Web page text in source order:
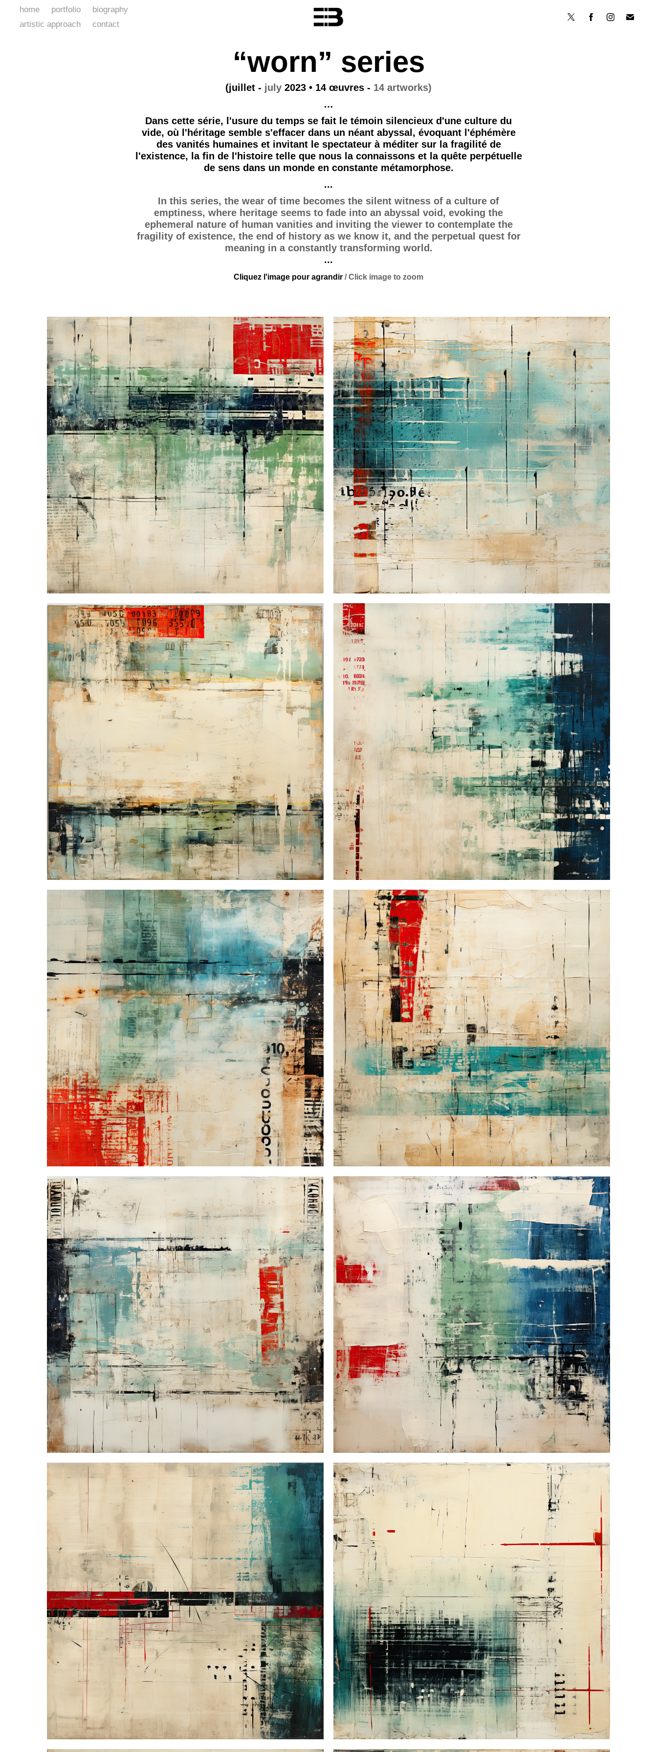
home portfolio
biography
artistic approach
contact
“worn” series
(juillet - july 2023 • 14 œuvres - 14 artworks)
…
Dans cette série, l'usure du temps se fait le témoin silencieux d'une culture du
vide, où l'héritage semble s'effacer dans un néant abyssal, évoquant l'éphémère
des vanités humaines et invitant le spectateur à méditer sur la fragilité de
l'existence, la fin de l'histoire telle que nous la connaissons et la quête perpétuelle
de sens dans un monde en constante métamorphose.
...
In this series, the wear of time becomes the silent witness of a culture of
emptiness, where heritage seems to fade into an abyssal void, evoking the
ephemeral nature of human vanities and inviting the viewer to contemplate the
fragility of existence, the end of history as we know it, and the perpetual quest for
meaning in a constantly transforming world.
...
Cliquez l'image pour agrandir / Click image to zoom